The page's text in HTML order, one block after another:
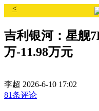
<
吉利银河：星舰
万-11.98万元
李超 2026-6-10 17:02
81条评论